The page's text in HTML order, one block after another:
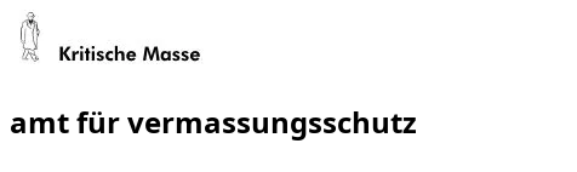
Zum
springen
amt für vermassungsschutz